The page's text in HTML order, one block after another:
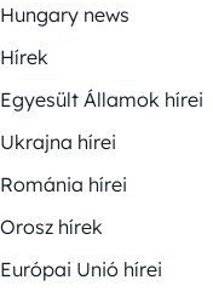
Hungary news
Hírek
Egyesült Államok hírei
Ukrajna hírei
Románia hírei
Orosz hírek
Európai Unió hírei